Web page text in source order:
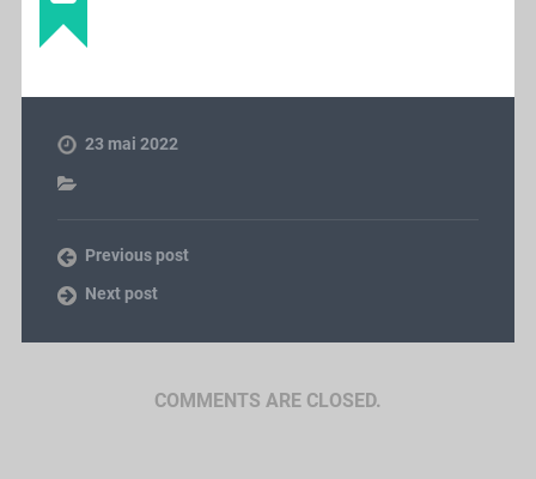
23 mai 2022
Previous post
Next post
COMMENTS ARE CLOSED.